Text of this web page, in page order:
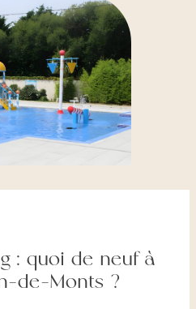
: quoi de neuf à
de-Monts ?